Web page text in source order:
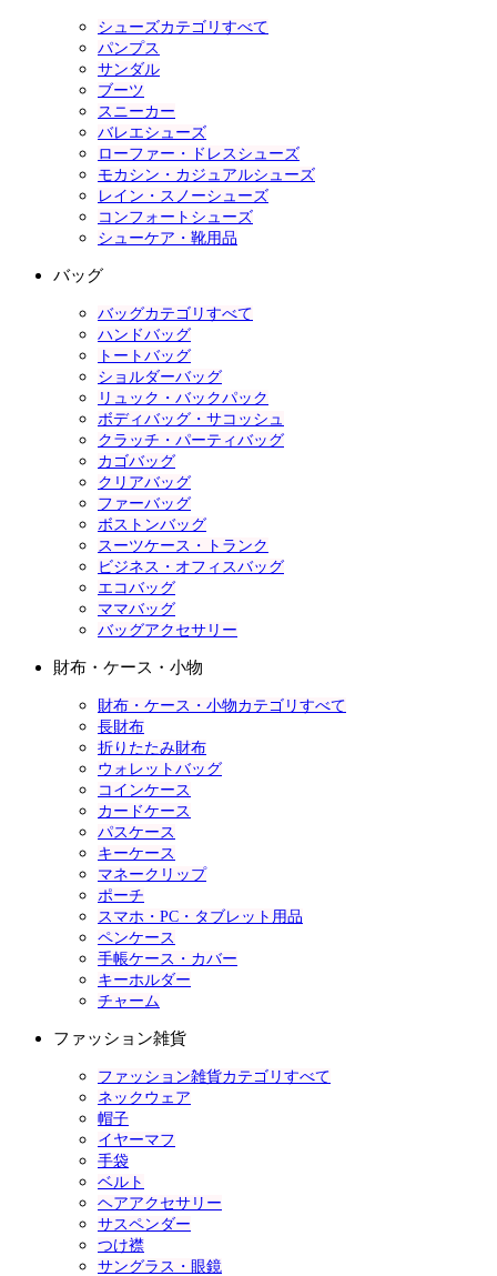
シューズカテゴリすべて
パンプス
サンダル
ブーツ
スニーカー
バレエシューズ
ローファー・ドレスシューズ
モカシン・カジュアルシューズ
レイン・スノーシューズ
コンフォートシューズ
シューケア・靴用品
バッグ
バッグカテゴリすべて
ハンドバッグ
トートバッグ
ショルダーバッグ
リュック・バックパック
ボディバッグ・サコッシュ
クラッチ・パーティバッグ
カゴバッグ
クリアバッグ
ファーバッグ
ボストンバッグ
スーツケース・トランク
ビジネス・オフィスバッグ
エコバッグ
ママバッグ
バッグアクセサリー
財布・ケース・小物
財布・ケース・小物カテゴリすべて
長財布
折りたたみ財布
ウォレットバッグ
コインケース
カードケース
パスケース
キーケース
マネークリップ
ポーチ
スマホ・PC・タブレット用品
ペンケース
手帳ケース・カバー
キーホルダー
チャーム
ファッション雑貨
ファッション雑貨カテゴリすべて
ネックウェア
帽子
イヤーマフ
手袋
ベルト
ヘアアクセサリー
サスペンダー
つけ襟
サングラス・眼鏡